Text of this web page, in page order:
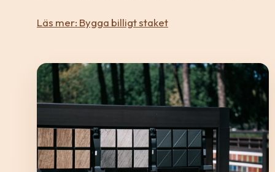
Läs mer: Bygga billigt staket